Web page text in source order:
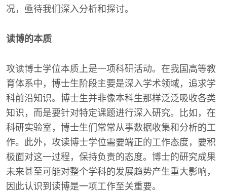
况，亟待我们深入分析和探讨。
读博的本质
攻读博士学位本质上是一项科研活动。在我国高等教
育体系中，博士生阶段主要是深入学术领域，追求学
科前沿知识。博士生并非像本科生那样泛泛吸收各类
知识，而是要针对特定课题进行深入研究。比如，在
科研实验室，博士生们常常从事数据收集和分析的工
作。此外，攻读博士学位需要端正的工作态度，要积
极面对这一过程，保持负责的态度。博士的研究成果
未来甚至可能对整个学科的发展趋势产生重大影响，
因此认识到读博是一项工作至关重要。